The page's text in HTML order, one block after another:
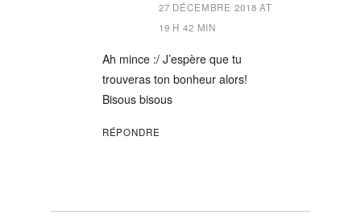
27 DÉCEMBRE 2018 AT
19 H 42 MIN
Ah mince :/ J’espère que tu
trouveras ton bonheur alors!
Bisous bisous
RÉPONDRE